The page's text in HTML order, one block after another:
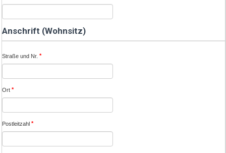
Anschrift (Wohnsitz)
Straße und Nr. *
Ort *
Postleitzahl *